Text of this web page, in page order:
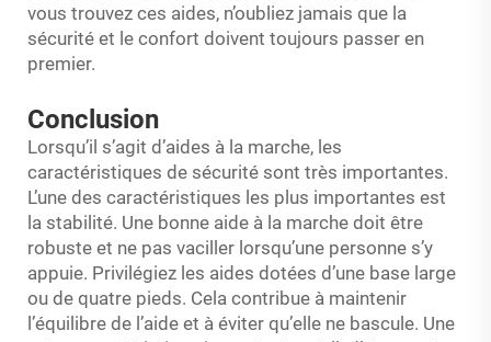
vous trouvez ces aides, n’oubliez jamais que la
sécurité et le confort doivent toujours passer en
premier.
Conclusion
Lorsqu’il s’agit d’aides à la marche, les
caractéristiques de sécurité sont très importantes.
L’une des caractéristiques les plus importantes est
la stabilité. Une bonne aide à la marche doit être
robuste et ne pas vaciller lorsqu’une personne s’y
appuie. Privilégiez les aides dotées d’une base large
ou de quatre pieds. Cela contribue à maintenir
l’équilibre de l’aide et à éviter qu’elle ne bascule. Une